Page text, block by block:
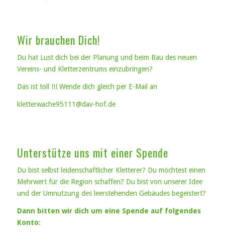
Wir brauchen Dich!
Du hat Lust dich bei der Planung und beim Bau des neuen
Vereins- und Kletterzentrums einzubringen?
Das ist toll !!! Wende dich gleich per E-Mail an
kletterwache95111@dav-hof.de
Unterstütze uns mit einer Spende
Du bist selbst leidenschaftlicher Kletterer? Du möchtest einen
Mehrwert für die Region schaffen? Du bist von unserer Idee
und der Umnutzung des leerstehenden Gebäudes begeistert?
Dann bitten wir dich um eine Spende auf folgendes
Konto: